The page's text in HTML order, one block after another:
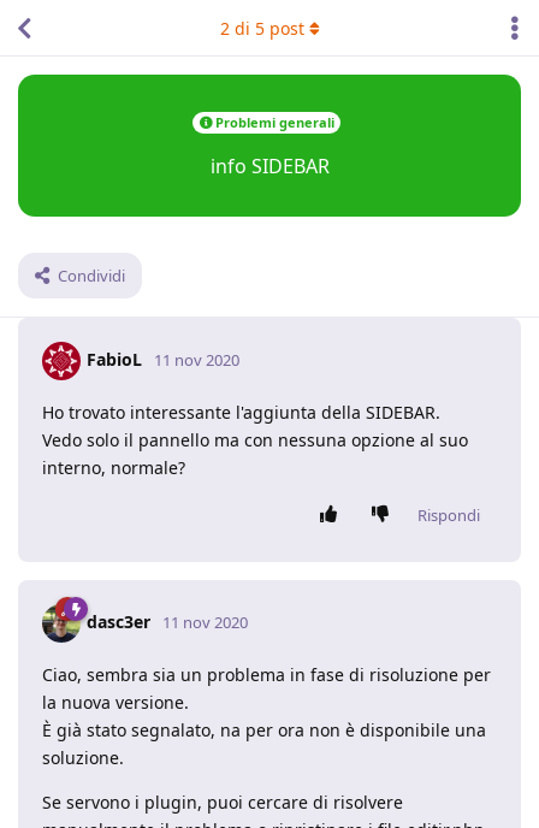
Problemi generali
info SIDEBAR
Condividi
2di 5post
FabioL 11 nov 2020
Ho trovato interessante l'aggiunta della SIDEBAR.
Vedo solo il pannello ma con nessuna opzione al suo
interno, normale?
Rispondi
dasc3er 11 nov 2020
Ciao, sembra sia un problema in fase di risoluzione per
la nuova versione.
È già stato segnalato, na per ora non è disponibile una
soluzione.
Se servono i plugin, puoi cercare di risolvere